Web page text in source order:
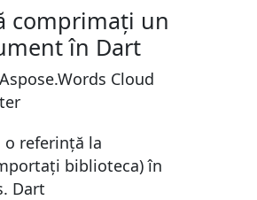
comprimați un
în Dart
Cloud
o referință la
biblioteca) în
Dart